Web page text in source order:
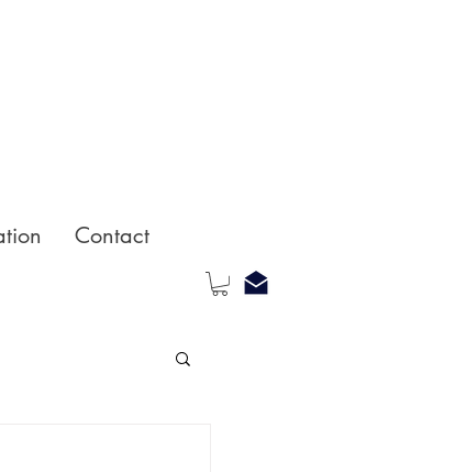
Contact